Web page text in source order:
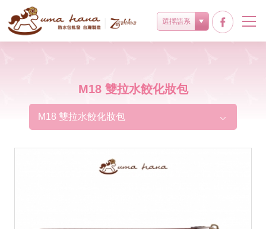
選擇語系
M18 雙拉水餃化妝包
M18 雙拉水餃化妝包